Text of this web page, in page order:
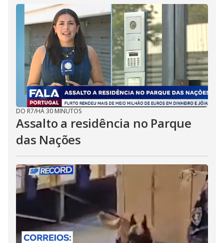
DO R7/HÁ 30 MINUTOS
Assalto a residência no Parque
das Nações